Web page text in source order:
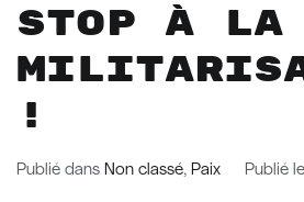
Stop à la
!
Publié dans Non classé, Paix Publié le